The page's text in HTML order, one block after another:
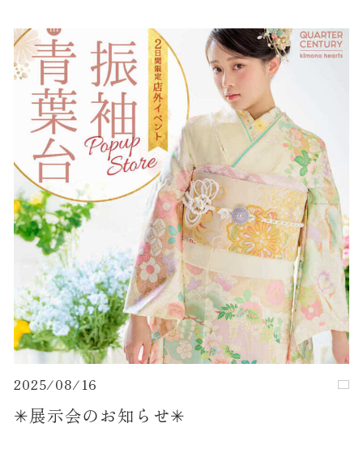
2025/08/16
✳︎展示会のお知らせ✳︎